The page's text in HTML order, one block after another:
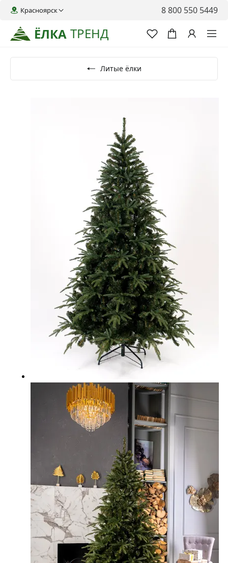
ЁЛКА ТРЕНД
Красноярск 8 800 550 5449
Литые ёлки